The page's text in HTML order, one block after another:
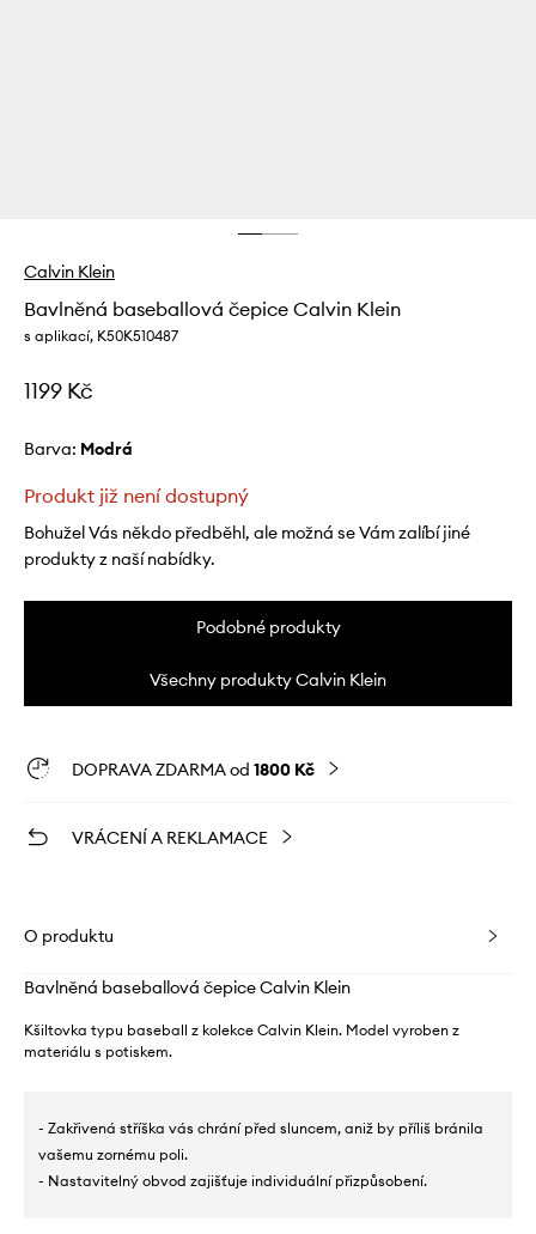
Calvin Klein
Bavlněná baseballová čepice Calvin Klein
s aplikací, K50K510487
1199 Kč
Barva: modrá
Produkt již není dostupný
Bohužel Vás někdo předběhl, ale možná se Vám zalíbí jiné
produkty z naší nabídky.
Podobné produkty
Všechny produkty Calvin Klein
DOPRAVA ZDARMA od 1800 Kč
VRÁCENÍ A REKLAMACE
O produktu
Bavlněná baseballová čepice Calvin Klein
Kšiltovka typu baseball z kolekce Calvin Klein. Model vyroben z
materiálu s potiskem.
- Zakřivená stříška vás chrání před sluncem, aniž by příliš bránila
vašemu zornému poli.
- Nastavitelný obvod zajišťuje individuální přizpůsobení.